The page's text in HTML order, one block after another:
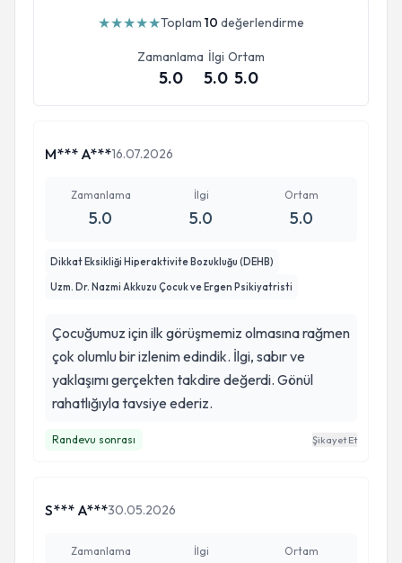
★★★★★Toplam 10 değerlendirme
Zamanlama
5.0
İlgi
5.0
Ortam
5.0
M*** A***16.07.2026
Zamanlama
5.0
İlgi
5.0
Ortam
5.0
Dikkat Eksikliği Hiperaktivite Bozukluğu (DEHB)
Uzm. Dr. Nazmi Akkuzu Çocuk ve Ergen Psikiyatristi
Çocuğumuz için ilk görüşmemiz olmasına rağmen
çok olumlu bir izlenim edindik. İlgi, sabır ve
yaklaşımı gerçekten takdire değerdi. Gönül
rahatlığıyla tavsiye ederiz.
Randevu sonrası Şikayet Et
S*** A***30.05.2026
Zamanlama İlgi Ortam